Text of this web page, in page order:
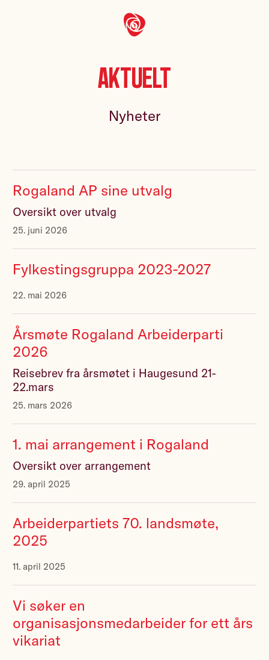
Aktuelt
Nyheter
Rogaland AP sine utvalg
25. juni 2026
Oversikt over utvalg
Fylkestingsgruppa 2023-2027
22. mai 2026
Årsmøte Rogaland Arbeiderparti
2026
25. mars 2026
Reisebrev fra årsmøtet i Haugesund 21-
22.mars
1. mai arrangement i Rogaland
29. april 2025
Oversikt over arrangement
Arbeiderpartiets 70. landsmøte,
2025
11. april 2025
Vi søker en
organisasjonsmedarbeider for ett års
vikariat